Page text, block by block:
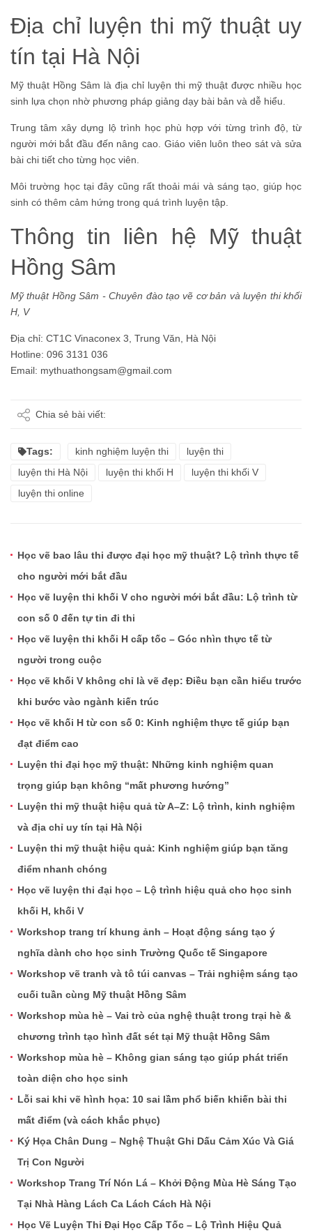
Địa chỉ luyện thi mỹ thuật uy
tín tại Hà Nội
Mỹ thuật Hồng Sâm là địa chỉ luyện thi mỹ thuật được nhiều học
sinh lựa chọn nhờ phương pháp giảng dạy bài bản và dễ hiểu.
Trung tâm xây dựng lộ trình học phù hợp với từng trình độ, từ
người mới bắt đầu đến nâng cao. Giáo viên luôn theo sát và sửa
bài chi tiết cho từng học viên.
Môi trường học tại đây cũng rất thoải mái và sáng tạo, giúp học
sinh có thêm cảm hứng trong quá trình luyện tập.
Thông tin liên hệ Mỹ thuật
Hồng Sâm
Mỹ thuật Hồng Sâm - Chuyên đào tạo vẽ cơ bản và luyện thi khối
H, V
Địa chỉ: CT1C Vinaconex 3, Trung Văn, Hà Nội
Hotline: 096 3131 036
Email: mythuathongsam@gmail.com
Chia sẻ bài viết:
Tags: kinh nghiệm luyện thi
luyện thi
luyện thi Hà Nội
luyện thi khối H
luyện thi khối V
luyện thi online
Học vẽ bao lâu thi được đại học mỹ thuật? Lộ trình thực tế
cho người mới bắt đầu
Học vẽ luyện thi khối V cho người mới bắt đầu: Lộ trình từ
con số 0 đến tự tin đi thi
Học vẽ luyện thi khối H cấp tốc – Góc nhìn thực tế từ
người trong cuộc
Học vẽ khối V không chỉ là vẽ đẹp: Điều bạn cần hiểu trước
khi bước vào ngành kiến trúc
Học vẽ khối H từ con số 0: Kinh nghiệm thực tế giúp bạn
đạt điểm cao
Luyện thi đại học mỹ thuật: Những kinh nghiệm quan
trọng giúp bạn không “mất phương hướng”
Luyện thi mỹ thuật hiệu quả từ A–Z: Lộ trình, kinh nghiệm
và địa chỉ uy tín tại Hà Nội
Luyện thi mỹ thuật hiệu quả: Kinh nghiệm giúp bạn tăng
điểm nhanh chóng
Học vẽ luyện thi đại học – Lộ trình hiệu quả cho học sinh
khối H, khối V
Workshop trang trí khung ảnh – Hoạt động sáng tạo ý
nghĩa dành cho học sinh Trường Quốc tế Singapore
Workshop vẽ tranh và tô túi canvas – Trải nghiệm sáng tạo
cuối tuần cùng Mỹ thuật Hồng Sâm
Workshop mùa hè – Vai trò của nghệ thuật trong trại hè &
chương trình tạo hình đất sét tại Mỹ thuật Hồng Sâm
Workshop mùa hè – Không gian sáng tạo giúp phát triển
toàn diện cho học sinh
Lỗi sai khi vẽ hình họa: 10 sai lầm phổ biến khiến bài thi
mất điểm (và cách khắc phục)
Ký Họa Chân Dung – Nghệ Thuật Ghi Dấu Cảm Xúc Và Giá
Trị Con Người
Workshop Trang Trí Nón Lá – Khởi Động Mùa Hè Sáng Tạo
Tại Nhà Hàng Lách Ca Lách Cách Hà Nội
Học Vẽ Luyện Thi Đại Học Cấp Tốc – Lộ Trình Hiệu Quả